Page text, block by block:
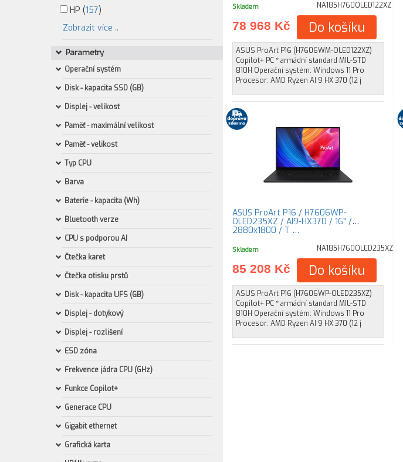
HP (157)
Zobrazit více ..
Parametry
Operační systém
Disk - kapacita SSD (GB)
Displej - velikost
Paměť - maximální velikost
Paměť - velikost
Typ CPU
Barva
Baterie - kapacita (Wh)
Bluetooth verze
CPU s podporou AI
Čtečka karet
Čtečka otisku prstů
Disk - kapacita UFS (GB)
Displej - dotykový
Displej - rozlišení
ESD zóna
Frekvence jádra CPU (GHz)
Funkce Copilot+
Generace CPU
Gigabit ethernet
Grafická karta
Skladem NA185H760OLED122XZ
78 968 Kč Do košíku
ASUS ProArt P16 (H7606WM-OLED122XZ)
Copilot+ PC * armádní standard MIL-STD
810H Operační systém: Windows 11 Pro
Procesor: AMD Ryzen AI 9 HX 370 (12 j
ASUS ProArt P16 / H7606WP-
OLED235XZ / AI9-HX370 / 16" /
2880x1800 / T …
Skladem NA185H760OLED235XZ
85 208 Kč Do košíku
ASUS ProArt P16 (H7606WP-OLED235XZ)
Copilot+ PC * armádní standard MIL-STD
810H Operační systém: Windows 11 Pro
Procesor: AMD Ryzen AI 9 HX 370 (12 j